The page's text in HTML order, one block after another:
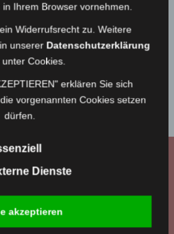
in denSidebar 2
Ihrem Browser vornehmen.
Widerrufsrecht zu. Weitere
unserer Datenschutzerklärung
unter Cookies.
erklären Sie sich
vorgenannten Cookies setzen
dürfen.
Dienste
akzeptieren